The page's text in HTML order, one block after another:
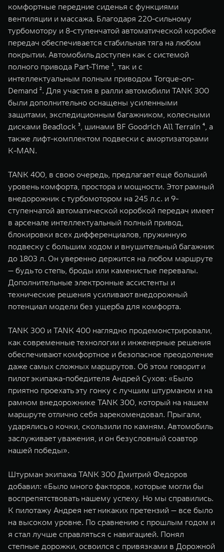
комфортные передние сиденья с функциями
вентиляции и массажа. Благодаря 220-сильному
турбомотору и 8-ступенчатой автоматической коробке
передач обеспечивается стабильная тяга на любом
покрытии. Автомобиль доступен как с системой
полного привода Part-Time ¹, так и с
интеллектуальным полным приводом Torque-on-
Demand ². Для участия в ралли автомобили TANK 300
были дополнительно оснащены усиленными
защитами, экспедиционным багажником, колесными
дисками Beadlock ³, шинами BF Goodrich All Terrain ⁴, а
также лифт-комплектом подвески с амортизаторами
K-MAN.
TANK 400, в свою очередь, предлагает еще больший
уровень комфорта, простора и мощности. Этот рамный
внедорожник с турбомотором на 245 л.с. и 9-
ступенчатой автоматической коробкой передач имеет
в арсенале интеллектуальный полный привод,
блокировки всех дифференциалов, пружинную
подвеску с большим ходом и внушительный багажник
до 1803 л. Он уверенно держится на любом маршруте
— будь то степь, броды или каменистые перевалы.
Дополнительные электронные ассистенты и
технические решения усиливают внедорожный
потенциал модели без ущерба для комфорта.
TANK 300 и TANK 400 наглядно продемонстрировали,
как современные технологии и инженерные решения
обеспечивают комфортное и безопасное преодоление
даже самых сложных маршрутов. Об этом говорит и
пилот экипажа-победителя Андрей Сухов: «Было
приятно проехать эту гонку с лучшим штурманом и на
рамном внедорожнике TANK 300, который на нашем
маршруте отлично себя зарекомендовал. Прыгали,
ударялись о кочки, скользили по камням. Автомобиль
заслуживает уважения, и он безусловный соавтор
нашей победы».
Штурман экипажа TANK 300 Дмитрий Федоров
добавил: «Было много факторов, которые могли бы
воспрепятствовать нашему успеху. Но мы справились.
К пилотажу Андрея нет никаких претензий — все было
на высоком уровне. По сравнению с прошлым годом и
я стал лучше справляться с навигацией. Понял
степные дорожки, освоился с привязками в Дорожной